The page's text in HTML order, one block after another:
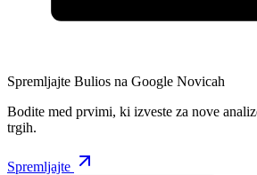
Spremljajte Bulios na Google Novicah
Bodite med prvimi, ki izveste za nove
trgih.
Spremljajte